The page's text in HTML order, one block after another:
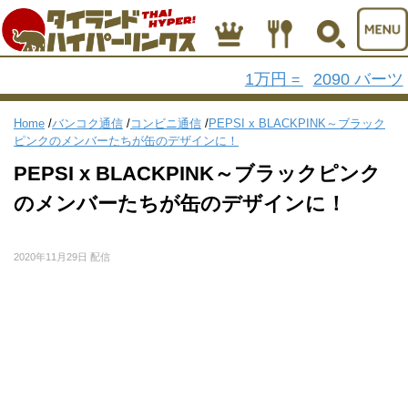
1万円 = 2090 バーツ
Home /バンコク通信 /コンビニ通信 /PEPSI x BLACKPINK～ブラック
ピンクのメンバーたちが缶のデザインに！
PEPSI x BLACKPINK～ブラックピンク
のメンバーたちが缶のデザインに！
2020年11月29日 配信